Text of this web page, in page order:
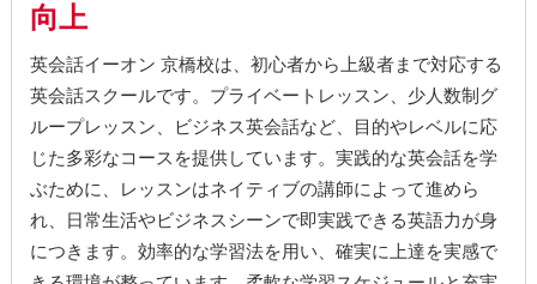
向上
英会話イーオン 京橋校は、初心者から上級者まで対応する
英会話スクールです。プライベートレッスン、少人数制グ
ループレッスン、ビジネス英会話など、目的やレベルに応
じた多彩なコースを提供しています。実践的な英会話を学
ぶために、レッスンはネイティブの講師によって進めら
れ、日常生活やビジネスシーンで即実践できる英語力が身
につきます。効率的な学習法を用い、確実に上達を実感で